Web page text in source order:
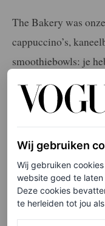
The Bakery was
cappuccino’s,
smoothiebowls: je
van Koji’s.
Een heel andere tip
het nabijgelegen
door de jungle,
Montezuma waar
genieten. Onderweg
Wij gebruiken
Wij gebruiken
website goed te
Deze cookies
te herleiden tot jou